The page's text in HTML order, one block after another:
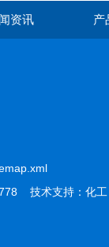
资讯 产
技术支持： 化工